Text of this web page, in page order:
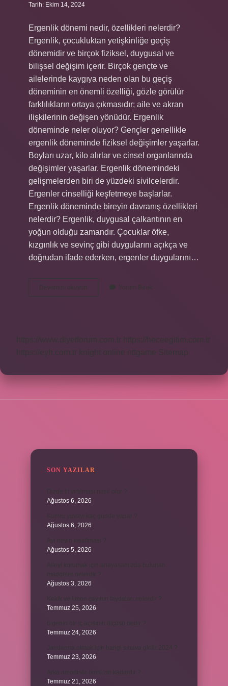
Tarih: Ekim 14, 2024
Ergenlik dönemi nedir, özellikleri nelerdir?
Ergenlik, çocukluktan yetişkinliğe geçiş
dönemidir ve birçok fiziksel, duygusal ve
bilişsel değişim içerir. Birçok gençte ve
ailelerinde kaygıya neden olan bu geçiş
döneminin en önemli özelliği, gözle görülür
farklılıkların ortaya çıkmasıdır; aile ve akran
ilişkilerinin değişen yönüdür. Ergenlik
döneminde neler oluyor? Gençler genellikle
ergenlik döneminde fiziksel değişimler yaşarlar.
Boyları uzar, kilo alırlar ve cinsel organlarında
değişimler yaşarlar. Ergenlik dönemindeki
gelişmelerden biri de yüzdeki sivilcelerdir.
Ergenler cinselliği keşfetmeye başlarlar.
Ergenlik döneminde bireyin davranış özellikleri
nelerdir? Ergenlik, duygusal çalkantının en
yoğun olduğu zamandır. Çocuklar öfke,
kızgınlık ve sevinç gibi duygularını açıkça ve
doğrudan ifade ederken, ergenler duygularını…
Devamını okuyun
Ergenlik
Dönemi
Yorum Bırak
https://www.diyetforum.com.tr
https://heceegitim.com.tr
https://eyh.com.tr
knight online nttgame Sitemap
SON YAZILAR
Ağustos 6, 2026
Ağustos 6, 2026
Ağustos 5, 2026
Ağustos 3, 2026
Temmuz 25, 2026
Temmuz 24, 2026
Temmuz 23, 2026
Temmuz 21, 2026